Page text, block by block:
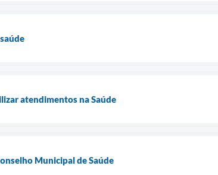
atendimentos na Saúde
Municipal de Saúde